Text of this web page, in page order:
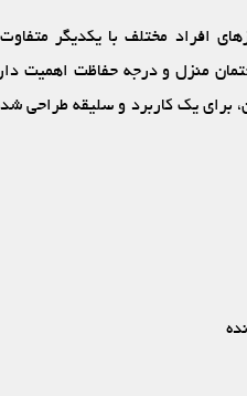
افراد مختلف با یکدیگر
منزل و درجه حفاظت اهمیت
برای یک کاربرد و سلیقه طراحی